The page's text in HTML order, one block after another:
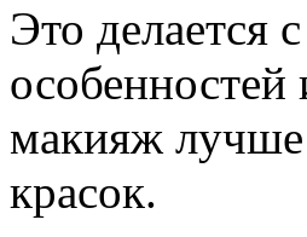
Это делается
макияж
красок.